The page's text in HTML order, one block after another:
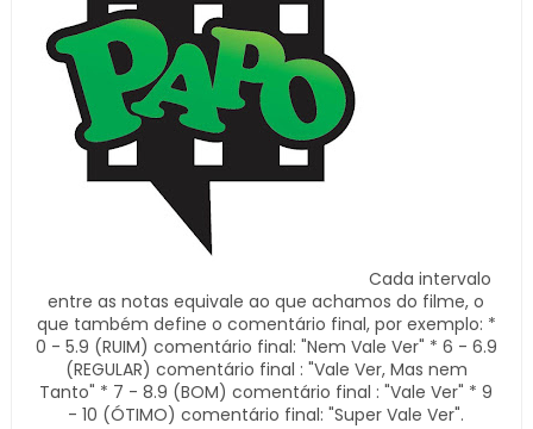
Cada intervalo
entre as notas equivale ao que achamos do filme, o
que também define o comentário final, por exemplo: *
0 - 5.9 (RUIM) comentário final: "Nem Vale Ver" * 6 - 6.9
(REGULAR) comentário final : "Vale Ver, Mas nem
Tanto" * 7 - 8.9 (BOM) comentário final : "Vale Ver" * 9
- 10 (ÓTIMO) comentário final: "Super Vale Ver".